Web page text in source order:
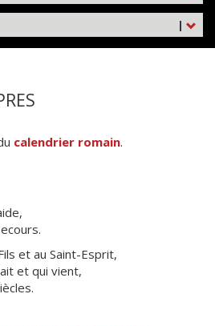
|
calendrier romain.
et au Saint-Esprit,
et qui vient,